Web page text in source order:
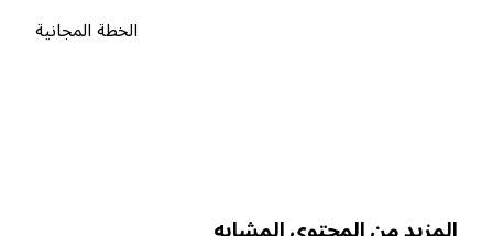
الخطة المجانية
من المحتوى المشابه